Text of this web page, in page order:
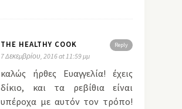
Reply
THE HEALTHY COOK
7 Δεκεμβρίου, 2016 at 11:59 μμ
καλώς ήρθες Ευαγγελία! έχεις
δίκιο, και τα ρεβίθια είναι
υπέροχα με αυτόν τον τρόπο!